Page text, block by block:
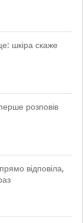
шкіра скаже
розповів
відповіла,